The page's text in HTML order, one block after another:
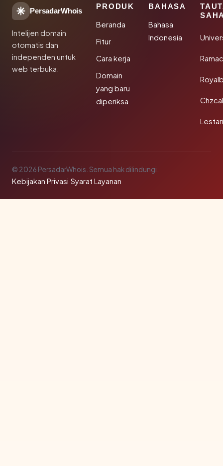
PersadarWhois
Intelijen domain
otomatis dan
independen untuk
web terbuka.
PRODUK
Beranda
Fitur
Cara kerja
Domain
yang baru
diperiksa
BAHASA
Bahasa
Indonesia
© 2026 PersadarWhois. Semua hak dilindungi.
Kebijakan Privasi·Syarat Layanan